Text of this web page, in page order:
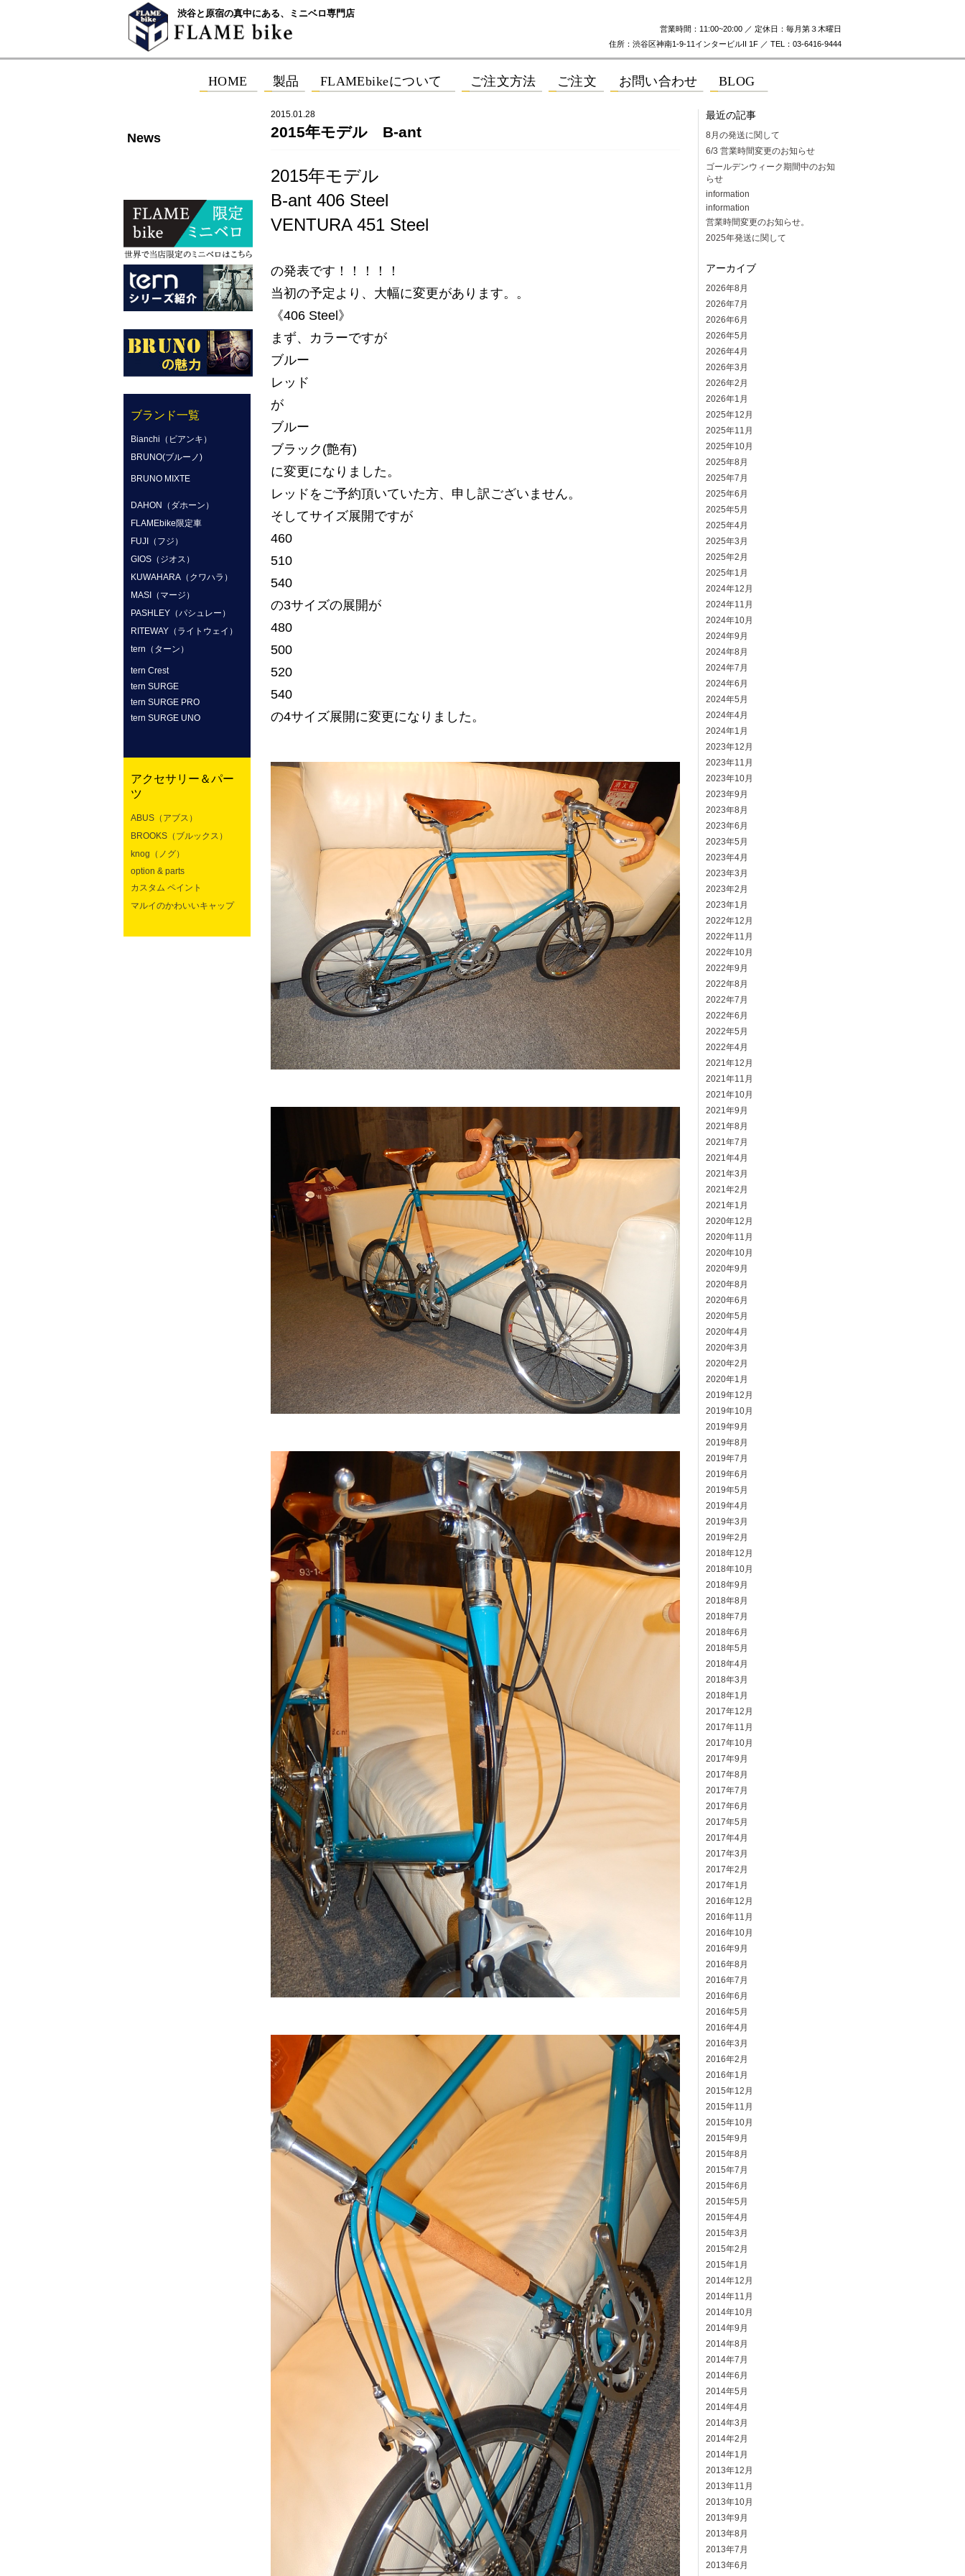
渋谷と原宿の真中にある、ミニベロ専門店
営業時間：11:00~20:00 ／ 定休日：毎月第３木曜日
住所：渋谷区神南1-9-11インタービルII 1F ／ TEL：03-6416-9444
News
ブランド一覧
Bianchi（ビアンキ）
BRUNO(ブルーノ)
BRUNO MIXTE
DAHON（ダホーン）
FLAMEbike限定車
FUJI（フジ）
GIOS（ジオス）
KUWAHARA（クワハラ）
MASI（マージ）
PASHLEY（パシュレー）
RITEWAY（ライトウェイ）
tern（ターン）
tern Crest
tern SURGE
tern SURGE PRO
tern SURGE UNO
アクセサリー＆パー
ツ
ABUS（アブス）
BROOKS（ブルックス）
knog（ノグ）
option & parts
カスタム ペイント
マルイのかわいいキャップ
2015.01.28
2015年モデル B-ant
2015年モデル
B-ant 406 Steel
VENTURA 451 Steel
の発表です！！！！！
当初の予定より、大幅に変更があります。。
《406 Steel》
まず、カラーですが
ブルー
レッド
が
ブルー
ブラック(艶有)
に変更になりました。
レッドをご予約頂いていた方、申し訳ございません。
そしてサイズ展開ですが
460
510
540
の3サイズの展開が
480
500
520
540
の4サイズ展開に変更になりました。
最近の記事
8月の発送に関して
6/3 営業時間変更のお知らせ
ゴールデンウィーク期間中のお知
らせ
information
information
営業時間変更のお知らせ。
2025年発送に関して
アーカイブ
2026年8月
2026年7月
2026年6月
2026年5月
2026年4月
2026年3月
2026年2月
2026年1月
2025年12月
2025年11月
2025年10月
2025年8月
2025年7月
2025年6月
2025年5月
2025年4月
2025年3月
2025年2月
2025年1月
2024年12月
2024年11月
2024年10月
2024年9月
2024年8月
2024年7月
2024年6月
2024年5月
2024年4月
2024年1月
2023年12月
2023年11月
2023年10月
2023年9月
2023年8月
2023年6月
2023年5月
2023年4月
2023年3月
2023年2月
2023年1月
2022年12月
2022年11月
2022年10月
2022年9月
2022年8月
2022年7月
2022年6月
2022年5月
2022年4月
2021年12月
2021年11月
2021年10月
2021年9月
2021年8月
2021年7月
2021年4月
2021年3月
2021年2月
2021年1月
2020年12月
2020年11月
2020年10月
2020年9月
2020年8月
2020年6月
2020年5月
2020年4月
2020年3月
2020年2月
2020年1月
2019年12月
2019年10月
2019年9月
2019年8月
2019年7月
2019年6月
2019年5月
2019年4月
2019年3月
2019年2月
2018年12月
2018年10月
2018年9月
2018年8月
2018年7月
2018年6月
2018年5月
2018年4月
2018年3月
2018年1月
2017年12月
2017年11月
2017年10月
2017年9月
2017年8月
2017年7月
2017年6月
2017年5月
2017年4月
2017年3月
2017年2月
2017年1月
2016年12月
2016年11月
2016年10月
2016年9月
2016年8月
2016年7月
2016年6月
2016年5月
2016年4月
2016年3月
2016年2月
2016年1月
2015年12月
2015年11月
2015年10月
2015年9月
2015年8月
2015年7月
2015年6月
2015年5月
2015年4月
2015年3月
2015年2月
2015年1月
2014年12月
2014年11月
2014年10月
2014年9月
2014年8月
2014年7月
2014年6月
2014年5月
2014年4月
2014年3月
2014年2月
2014年1月
2013年12月
2013年11月
2013年10月
2013年9月
2013年8月
2013年7月
2013年6月